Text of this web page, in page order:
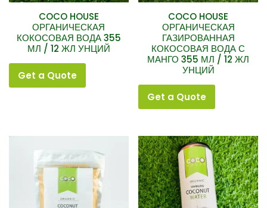
COCO HOUSE
ОРГАНИЧЕСКАЯ
КОКОСОВАЯ ВОДА 355
МЛ / 12 ЖЛ УНЦИЙ
Get a Quote
COCO HOUSE
ОРГАНИЧЕСКАЯ
ГАЗИРОВАННАЯ
КОКОСОВАЯ ВОДА С
МАНГО 355 МЛ / 12 ЖЛ
УНЦИЙ
Get a Quote